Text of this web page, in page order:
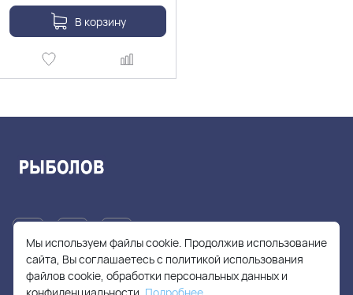
В корзину
+7(905)705-55-49
Мы используем файлы cookie. Продолжив использование
сайта, Вы соглашаетесь с политикой использования
файлов cookie, обработки персональных данных и